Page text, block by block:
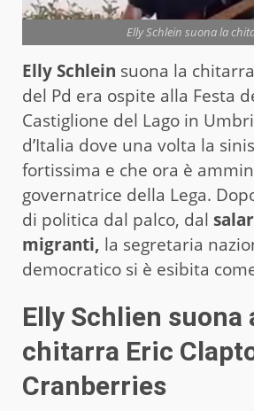
Elly Schlein suona la
Elly Schlein suona la
del Pd era ospite alla Festa
Castiglione del Lago in
d’Italia dove una volta la
fortissima e che ora è
governatrice della Lega.
di politica dal palco, dal
migranti, la segretaria
democratico si è esibita
Elly Schlien suona
chitarra Eric
Cranberries